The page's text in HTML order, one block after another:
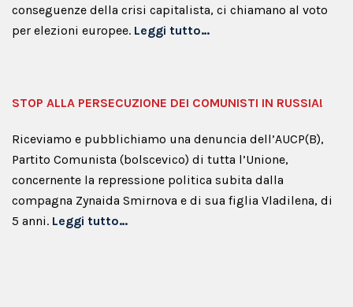
conseguenze della crisi capitalista, ci chiamano al voto
per elezioni europee. Leggi tutto…
STOP ALLA PERSECUZIONE DEI COMUNISTI IN RUSSIA!
Riceviamo e pubblichiamo una denuncia dell’AUCP(B),
Partito Comunista (bolscevico) di tutta l’Unione,
concernente la repressione politica subita dalla
compagna Zynaida Smirnova e di sua figlia Vladilena, di
5 anni. Leggi tutto…